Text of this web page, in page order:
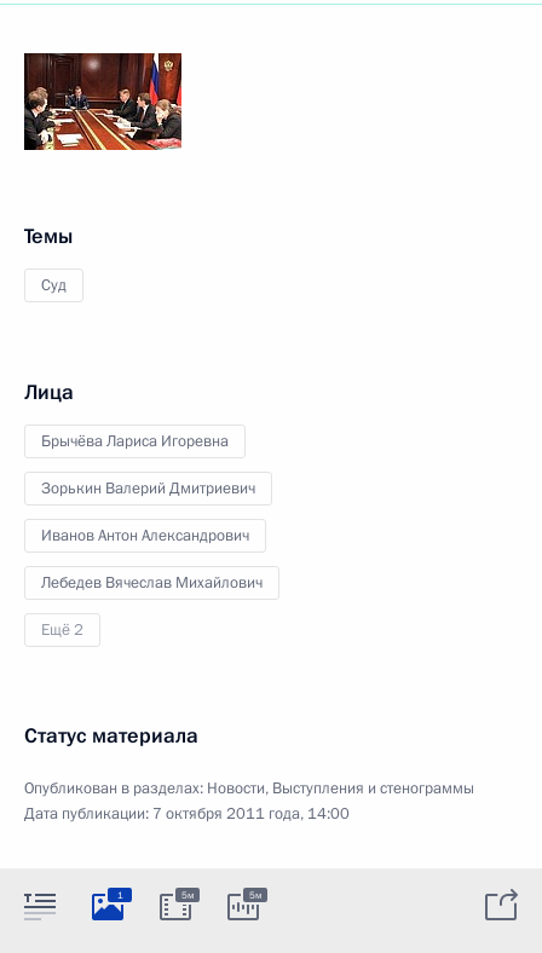
Темы
Суд
Лица
Брычёва Лариса Игоревна
Зорькин Валерий Дмитриевич
Иванов Антон Александрович
Лебедев Вячеслав Михайлович
Ещё 2
Статус материала
Опубликован в разделах: Новости, Выступления и стенограммы
Дата публикации: 7 октября 2011 года, 14:00
1 5м 5м